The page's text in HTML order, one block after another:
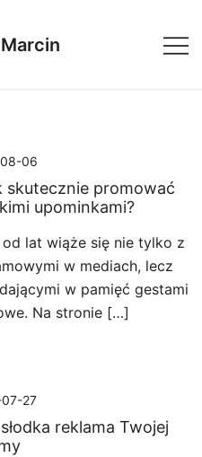
06
skutecznie promować
upominkami?
lat wiąże się nie tylko z
w mediach, lecz
w pamięć gestami
Na stronie […]
27
reklama Twojej